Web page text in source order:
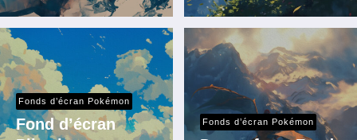
Fonds d’écran Pokémon
Fond d’écran
Fonds d’écran Pokémon